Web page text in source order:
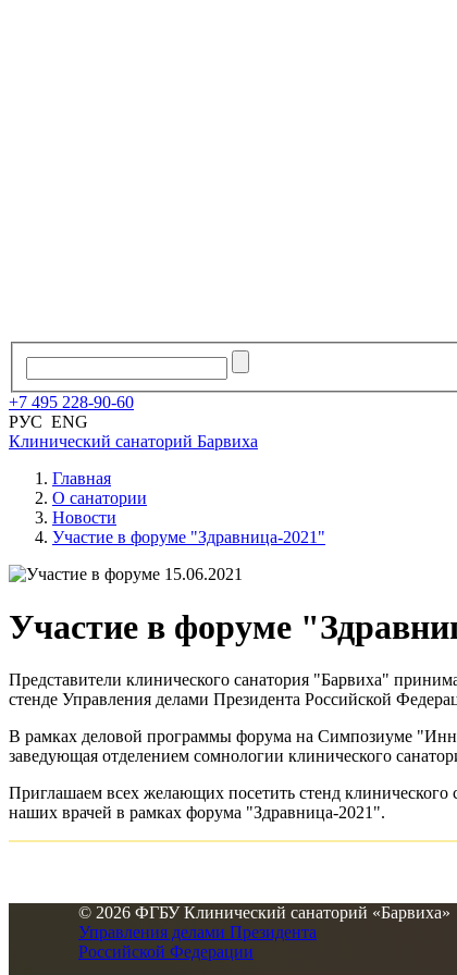
+7 495 228-90-60
РУС ENG
Клинический санаторий Барвиха
Главная
О санатории
Новости
Участие в форуме "Здравница-2021"
15.06.2021
Участие в форуме
Представители клинического санатория "Барвиха"
стенде Управления делами Президента Российской
В рамках деловой программы форума на Симпозиуме
заведующая отделением сомнологии клинического
Приглашаем всех желающих посетить стенд
наших врачей в рамках форума "Здравница-2021".
© 2026 ФГБУ Клинический санаторий «Барвиха»
Управления делами Президента
Российской Федерации